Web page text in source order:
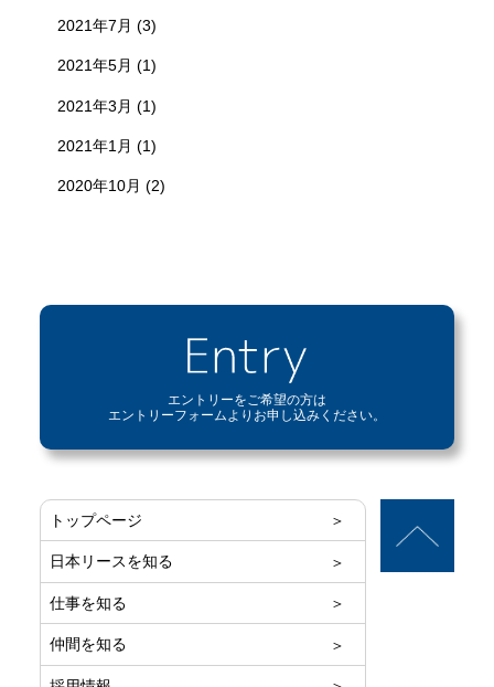
2021年7月 (3)
2021年5月 (1)
2021年3月 (1)
2021年1月 (1)
2020年10月 (2)
エントリーをご希望の方は
エントリーフォームよりお申し込みください。
トップページ
日本リースを知る
仕事を知る
仲間を知る